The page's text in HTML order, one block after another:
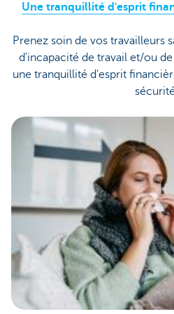
Une tranquillité d'esprit
Prenez soin de vos travailleurs
d'incapacité de travail et/ou
une tranquillité d'esprit